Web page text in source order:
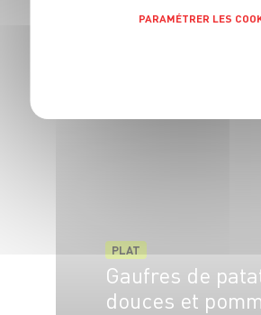
PLAT
Gaufres de
douces et
PARAMÉTRER LES